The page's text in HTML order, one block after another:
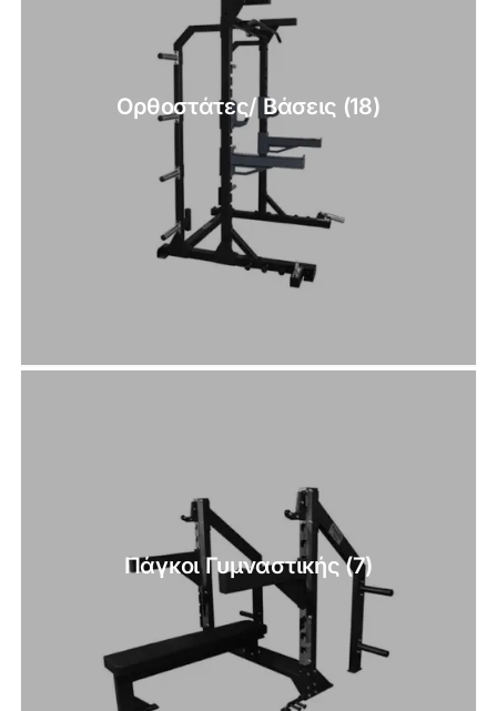
Ορθοστάτες/ Βάσεις (18)
Πάγκοι Γυμναστικής(7)